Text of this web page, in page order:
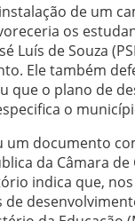
de um
os
Luís de Souza
Ele também
que o plano de
o
um documento
da Câmara
indica que,